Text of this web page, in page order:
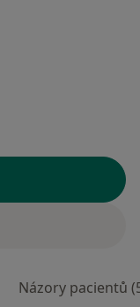
Názory pacientů